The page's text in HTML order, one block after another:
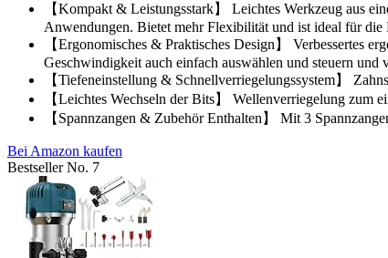
【Kompakt & Leistungsstark】 Leichtes Werkzeug aus
Anwendungen. Bietet mehr Flexibilität und ist ideal für
【Ergonomisches & Praktisches Design】 Verbessertes
Geschwindigkeit auch einfach auswählen und steuern
【Tiefeneinstellung & Schnellverriegelungssystem】
【Leichtes Wechseln der Bits】 Wellenverriegelung zum
【Spannzangen & Zubehör Enthalten】 Mit 3
Bei Amazon kaufen
Bestseller No. 7